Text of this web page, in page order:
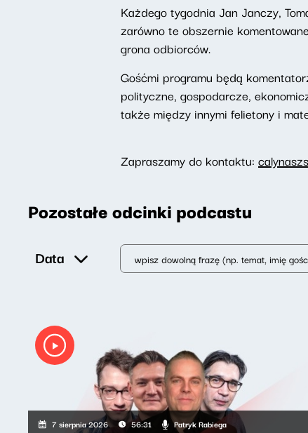
Każdego tygodnia Jan Janczy,
zarówno te obszernie
grona odbiorców.
Gośćmi programu będą
polityczne, gospodarcze,
także między innymi felietony i
Zapraszamy do kontaktu:
Pozostałe odcinki podcastu
Data
7 sierpnia 2026 56:31 Patryk Rabiega